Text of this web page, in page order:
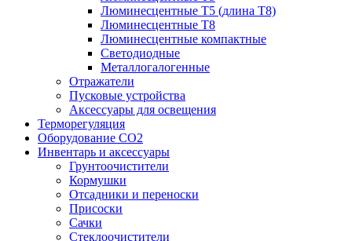
Люминесцентные T5 (длина T8)
Люминесцентные T8
Люминесцентные компактные
Светодиодные
Металлогалогенные
Отражатели
Пусковые устройства
Аксессуары для освещения
Терморегуляция
Оборудование CO2
Инвентарь и аксессуары
Грунтоочистители
Кормушки
Отсадники и переноски
Присоски
Сачки
Стеклоочистители